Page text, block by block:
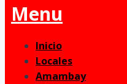
Menu
Inicio
Locales
Amambay